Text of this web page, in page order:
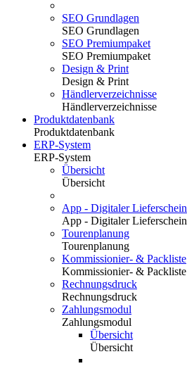
SEO Grundlagen
SEO Grundlagen
SEO Premiumpaket
SEO Premiumpaket
Design & Print
Design & Print
Händlerverzeichnisse
Händlerverzeichnisse
Produktdatenbank
Produktdatenbank
ERP-System
ERP-System
Übersicht
Übersicht
App - Digitaler Lieferschein
App - Digitaler Lieferschein
Tourenplanung
Tourenplanung
Kommissionier- & Packliste
Kommissionier- & Packliste
Rechnungsdruck
Rechnungsdruck
Zahlungsmodul
Zahlungsmodul
Übersicht
Übersicht